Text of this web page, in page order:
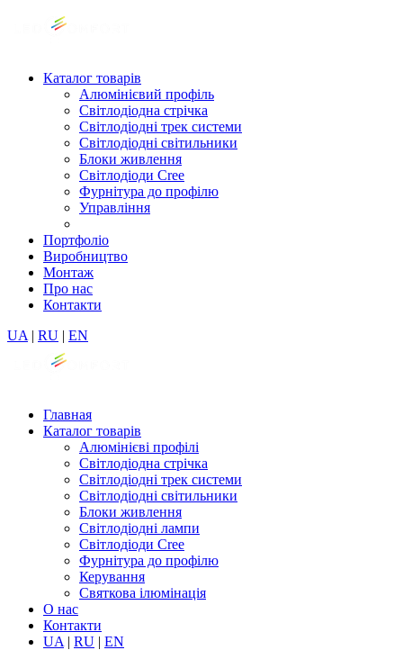
Каталог товарів
Алюмінієвий профіль
Світлодіодна стрічка
Світлодіодні трек системи
Світлодіодні світильники
Блоки живлення
Світлодіоди Cree
Фурнітура до профілю
Управління
Портфоліо
Виробництво
Монтаж
Про нас
Контакти
UA | RU | EN
Главная
Каталог товарів
Алюмінієві профілі
Світлодіодна стрічка
Світлодіодні трек системи
Світлодіодні світильники
Блоки живлення
Світлодіодні лампи
Світлодіоди Cree
Фурнітура до профілю
Керування
Святкова ілюмінація
О нас
Контакти
UA | RU | EN